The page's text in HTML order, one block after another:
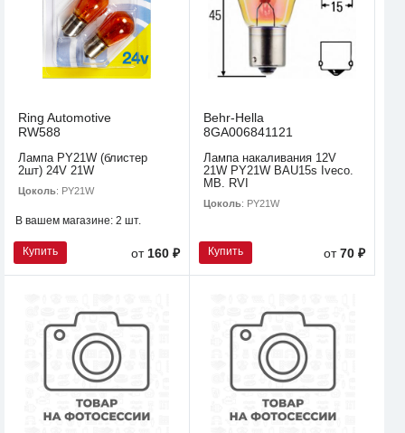
Ring Automotive
RW588
Лампа PY21W (блистер
2шт) 24V 21W
Цоколь: PY21W
В вашем магазине: 2 шт.
Купить от160 ₽
Behr-Hella
8GA006841121
Лампа накаливания 12V
21W PY21W BAU15s Iveco.
MB. RVI
Цоколь: PY21W
Купить от70 ₽